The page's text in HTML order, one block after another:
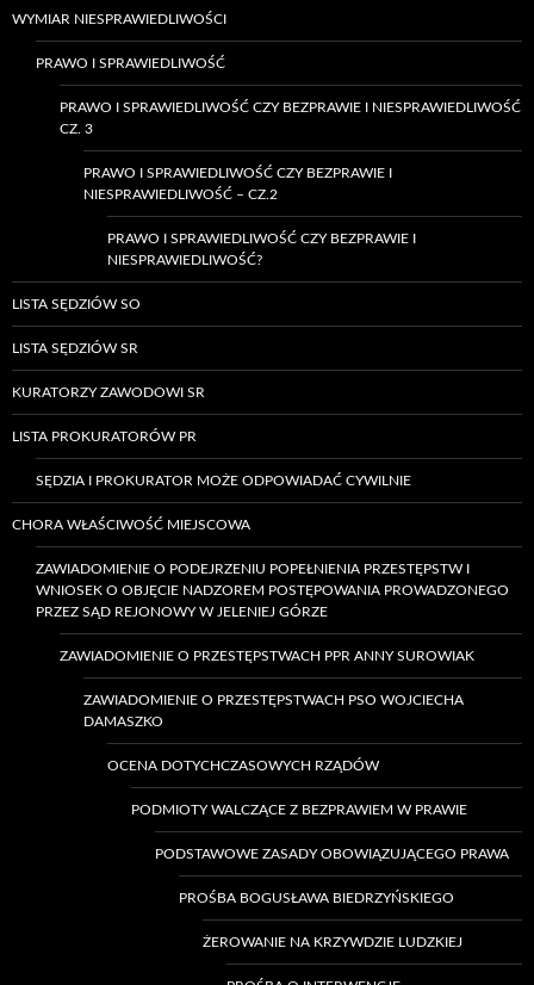
WYMIAR NIESPRAWIEDLIWOŚCI
PRAWO I SPRAWIEDLIWOŚĆ
PRAWO I SPRAWIEDLIWOŚĆ CZY BEZPRAWIE I NIESPRAWIEDLIWOŚĆ
CZ. 3
PRAWO I SPRAWIEDLIWOŚĆ CZY BEZPRAWIE I
NIESPRAWIEDLIWOŚĆ – CZ.2
PRAWO I SPRAWIEDLIWOŚĆ CZY BEZPRAWIE I
NIESPRAWIEDLIWOŚĆ?
LISTA SĘDZIÓW SO
LISTA SĘDZIÓW SR
KURATORZY ZAWODOWI SR
LISTA PROKURATORÓW PR
SĘDZIA I PROKURATOR MOŻE ODPOWIADAĆ CYWILNIE
CHORA WŁAŚCIWOŚĆ MIEJSCOWA
ZAWIADOMIENIE O PODEJRZENIU POPEŁNIENIA PRZESTĘPSTW I
WNIOSEK O OBJĘCIE NADZOREM POSTĘPOWANIA PROWADZONEGO
PRZEZ SĄD REJONOWY W JELENIEJ GÓRZE
ZAWIADOMIENIE O PRZESTĘPSTWACH PPR ANNY SUROWIAK
ZAWIADOMIENIE O PRZESTĘPSTWACH PSO WOJCIECHA
DAMASZKO
OCENA DOTYCHCZASOWYCH RZĄDÓW
PODMIOTY WALCZĄCE Z BEZPRAWIEM W PRAWIE
PODSTAWOWE ZASADY OBOWIĄZUJĄCEGO PRAWA
PROŚBA BOGUSŁAWA BIEDRZYŃSKIEGO
ŻEROWANIE NA KRZYWDZIE LUDZKIEJ